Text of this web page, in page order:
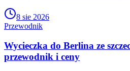
8 sie 2026
Przewodnik
Wycieczka do Berlina ze
przewodnik i ceny